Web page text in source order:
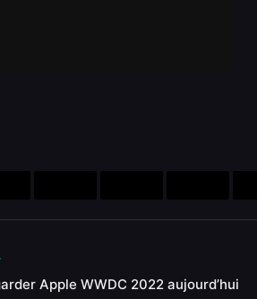
Apple WWDC 2022 aujourd’hui